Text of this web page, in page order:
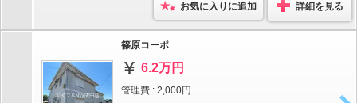
お気に入りに追加 詳細を見る
篠原コーポ
6.2万円
管理費 : 2,000円